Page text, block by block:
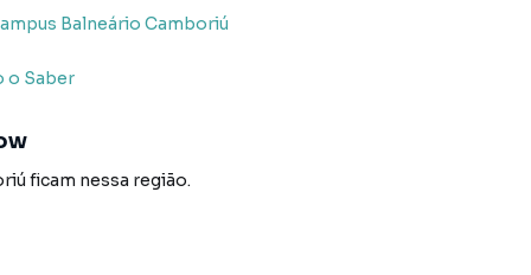
Balneário Camboriú
o Saber
ficam nessa região.